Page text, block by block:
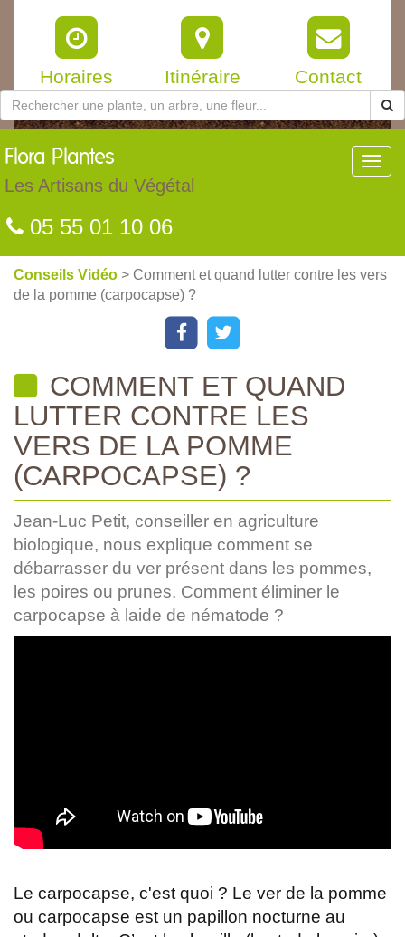
Horaires Itinéraire Contact
Flora Plantes
Les Artisans du Végétal
05 55 01 10 06
Conseils Vidéo > Comment et quand lutter contre les vers
de la pomme (carpocapse) ?
COMMENT ET QUAND
LUTTER CONTRE LES
VERS DE LA POMME
(CARPOCAPSE) ?
Jean-Luc Petit, conseiller en agriculture
biologique, nous explique comment se
débarrasser du ver présent dans les pommes,
les poires ou prunes. Comment éliminer le
carpocapse à laide de nématode ?
Le carpocapse, c'est quoi ? Le ver de la pomme
ou carpocapse est un papillon nocturne au